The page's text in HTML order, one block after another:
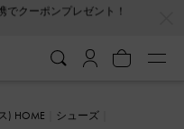
クーポンプレゼント！
) HOME
シューズ